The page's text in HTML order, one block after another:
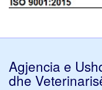
Agjencia e
dhe